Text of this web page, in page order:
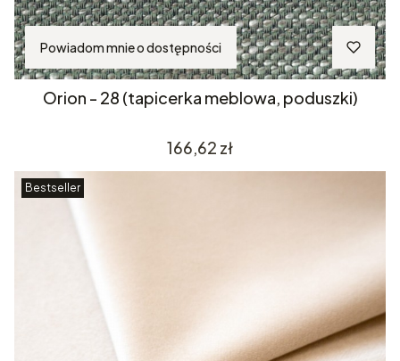
Powiadom mnie o dostępności
Orion - 28 (tapicerka meblowa, poduszki)
Cena
166,62 zł
Bestseller